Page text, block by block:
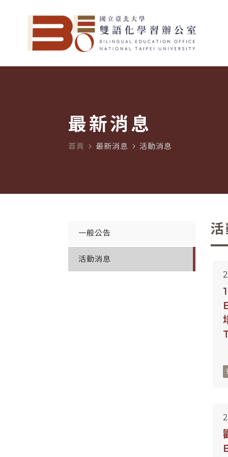
最新消息
首頁 navigate_next 最新消息 navigate_next 活動消息
一般公告
活動消息